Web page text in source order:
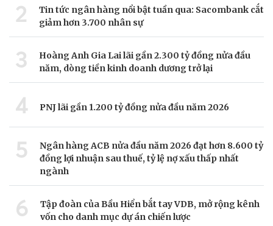
2
Tin tức ngân hàng nổi bật tuần qua: Sacombank cắt
giảm hơn 3.700 nhân sự
3
Hoàng Anh Gia Lai lãi gần 2.300 tỷ đồng nửa đầu
năm, dòng tiền kinh doanh dương trở lại
4 PNJ lãi gần 1.200 tỷ đồng nửa đầu năm 2026
5
Ngân hàng ACB nửa đầu năm 2026 đạt hơn 8.600 tỷ
đồng lợi nhuận sau thuế, tỷ lệ nợ xấu thấp nhất
ngành
6
Tập đoàn của Bầu Hiển bắt tay VDB, mở rộng kênh
vốn cho danh mục dự án chiến lược